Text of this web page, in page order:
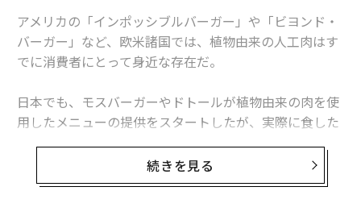
アメリカの「インポッシブルバーガー」や「ビヨンド・
バーガー」など、欧米諸国では、植物由来の人工肉はす
でに消費者にとって身近な存在だ。
日本でも、モスバーガーやドトールが植物由来の肉を使
用したメニューの提供をスタートしたが、実際に食した
ことのある人はまだ少数派ではないだろうか。
イケア・ジャパン代表取締役社長 兼 チーフサステナビ
続きを見る